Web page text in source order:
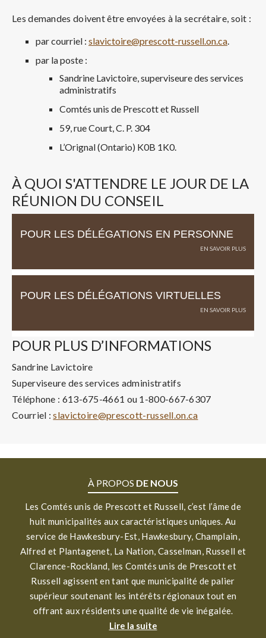
Les demandes doivent être envoyées à la secrétaire, soit :
par courriel : slavictoire@prescott-russell.on.ca
par la poste :
Sandrine Lavictoire, superviseure des services
administratifs
Comtés unis de Prescott et Russell
59, rue Court, C. P. 304
L’Orignal (Ontario) K0B 1K0.
À QUOI S'ATTENDRE LE JOUR DE LA
RÉUNION DU CONSEIL
POUR LES DÉLÉGATIONS EN PERSONNE
POUR LES DÉLÉGATIONS VIRTUELLES
POUR PLUS D’INFORMATIONS
Sandrine Lavictoire
Superviseure des services administratifs
Téléphone : 613-675-4661 ou 1-800-667-6307
Courriel :slavictoire@prescott-russell.on.ca
À PROPOS DE NOUS
Les Comtés unis de Prescott et Russell, c’est l’âme de
huit municipalités aux caractéristiques uniques. Au
service de Hawkesbury-Est, Hawkesbury, Champlain,
Alfred et Plantagenet, La Nation, Casselman, Russell et
Clarence-Rockland, les Comtés unis de Prescott et
Russell agissent en tant que municipalité de palier
supérieur soutenant les intérêts régionaux tout en
offrant aux résidents une qualité de vie inégalée.
Lire la suite